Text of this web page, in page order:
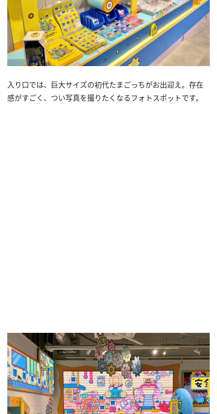
入り口では、巨大サイズの初代たまごっちがお出迎え。存在
感がすごく、つい写真を撮りたくなるフォトスポットです。